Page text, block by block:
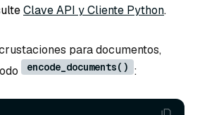
Clave API y Cliente Python.
para documentos,
encode_documents() :